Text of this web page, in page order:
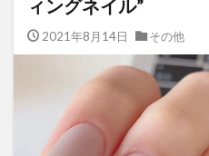
ィングネイル”
2021年8月14日 その他